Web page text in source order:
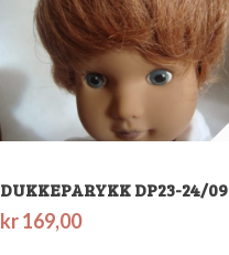
DUKKEPARYKK DP23-24/09
kr169,00